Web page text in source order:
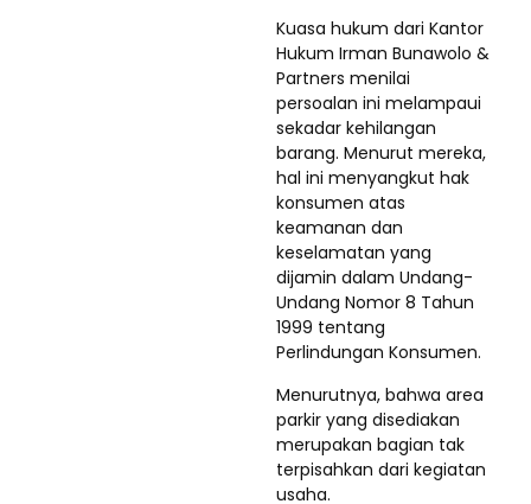
Kuasa hukum dari Kantor
Hukum Irman Bunawolo &
Partners menilai
persoalan ini melampaui
sekadar kehilangan
barang. Menurut mereka,
hal ini menyangkut hak
konsumen atas
keamanan dan
keselamatan yang
dijamin dalam Undang-
Undang Nomor 8 Tahun
1999 tentang
Perlindungan Konsumen.
Menurutnya, bahwa area
parkir yang disediakan
merupakan bagian tak
terpisahkan dari kegiatan
usaha.